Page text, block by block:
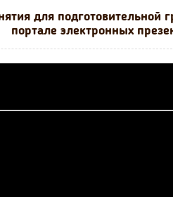
для
портале электронных